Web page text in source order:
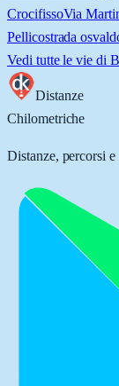
CrocifissoVia
Pellicostrada
Vedi tutte le vie di
Distanze
Chilometriche
Distanze, percorsi